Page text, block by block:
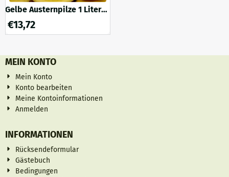
Gelbe Austernpilze 1 Liter
Roggen
€13,72
MEIN KONTO
Mein Konto
Konto bearbeiten
Meine Kontoinformationen
Anmelden
INFORMATIONEN
Rücksendeformular
Gästebuch
Bedingungen